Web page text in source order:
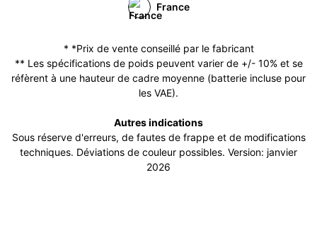
France
* *Prix de vente conseillé par le fabricant
** Les spécifications de poids peuvent varier de +/- 10% et se
réfèrent à une hauteur de cadre moyenne (batterie incluse pour
les VAE).
Autres indications
Sous réserve d'erreurs, de fautes de frappe et de modifications
techniques. Déviations de couleur possibles. Version: janvier
2026